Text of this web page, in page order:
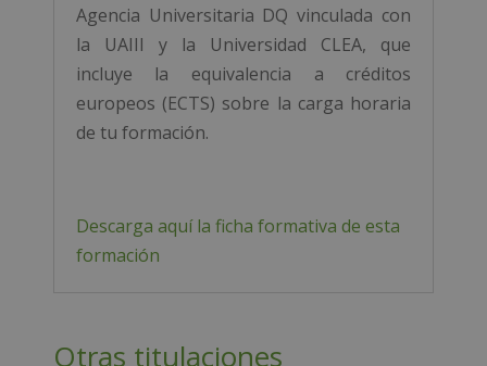
Agencia Universitaria DQ vinculada con
la UAIII y la Universidad CLEA, que
incluye la equivalencia a créditos
europeos (ECTS) sobre la carga horaria
de tu formación.
Descarga aquí la ficha formativa de esta
formación
Otras titulaciones